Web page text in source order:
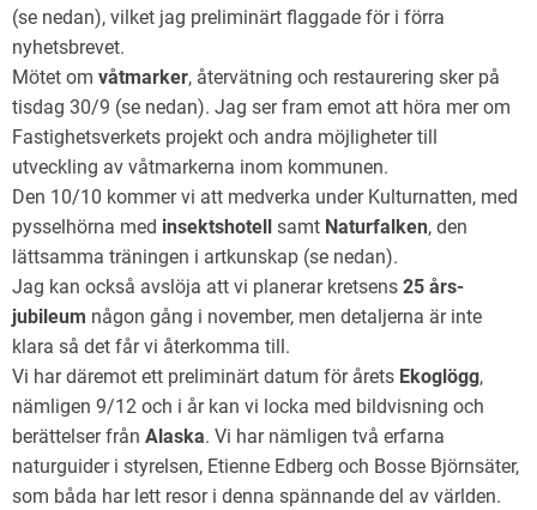
(se nedan), vilket jag preliminärt flaggade för i förra
nyhetsbrevet.
Mötet om våtmarker, återvätning och restaurering sker på
tisdag 30/9 (se nedan). Jag ser fram emot att höra mer om
Fastighetsverkets projekt och andra möjligheter till
utveckling av våtmarkerna inom kommunen.
Den 10/10 kommer vi att medverka under Kulturnatten, med
pysselhörna med insektshotell samt Naturfalken, den
lättsamma träningen i artkunskap (se nedan).
Jag kan också avslöja att vi planerar kretsens 25 års-
jubileum någon gång i november, men detaljerna är inte
klara så det får vi återkomma till.
Vi har däremot ett preliminärt datum för årets Ekoglögg,
nämligen 9/12 och i år kan vi locka med bildvisning och
berättelser från Alaska. Vi har nämligen två erfarna
naturguider i styrelsen, Etienne Edberg och Bosse Björnsäter,
som båda har lett resor i denna spännande del av världen.